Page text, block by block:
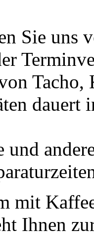
Sie uns
dauert
und
mit
Ihnen